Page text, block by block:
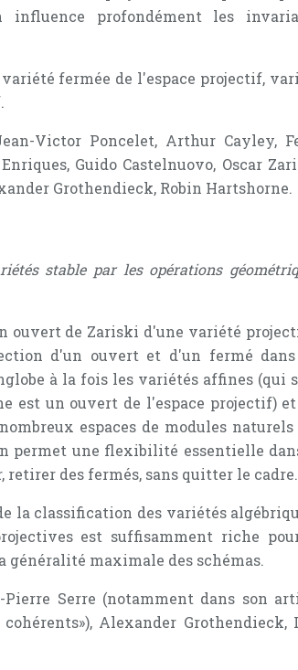
profondément les
fermée de l'espace projectif,
Victor Poncelet, Arthur Cayley,
Guido Castelnuovo, Oscar
Grothendieck, Robin Hartshorne.
stable par les opérations
ouvert de Zariski d'une variété
d'un ouvert et d'un fermé
à la fois les variétés affines (qui
est un ouvert de l'espace projectif)
espaces de modules
permet une flexibilité essentielle
des fermés, sans quitter le cadre.
la classification des variétés
est suffisamment riche
généralité maximale des schémas.
Serre (notamment dans son
Alexander Grothendieck,